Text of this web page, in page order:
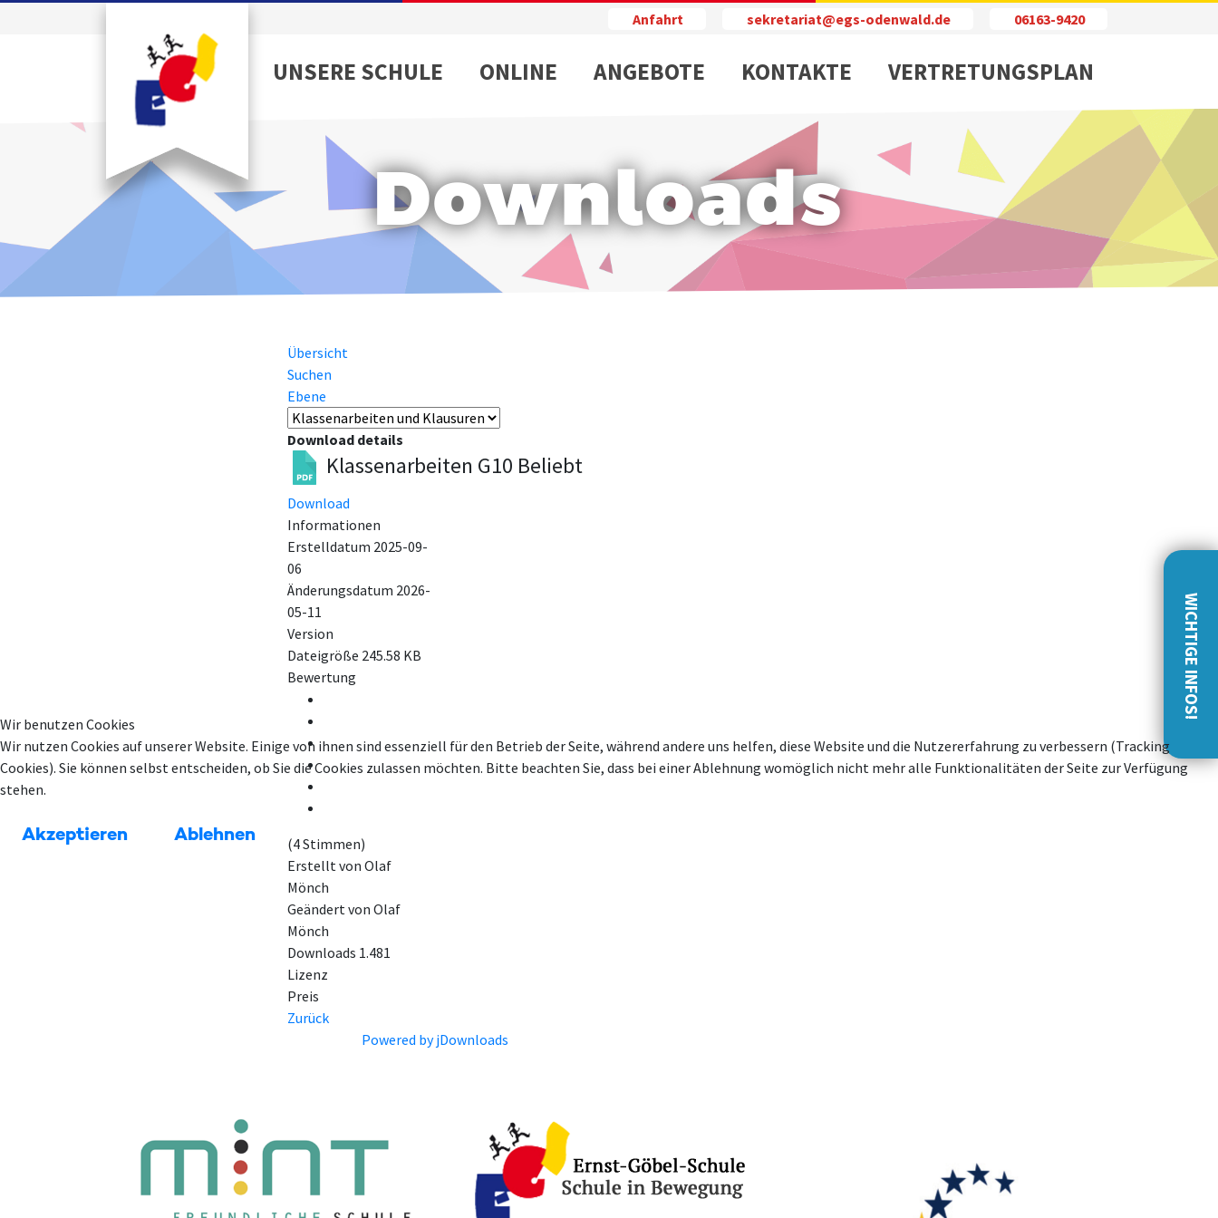
WICHTIGE INFOS!
Anfahrt sekretariat@egs-odenwald.de 06163-9420
UNSERE SCHULE ONLINE ANGEBOTE KONTAKTE VERTRETUNGSPLAN
Downloads
Übersicht
Suchen
Ebene
Download details
Klassenarbeiten G10 Beliebt
Download
Informationen
Erstelldatum 2025-09-
06
Änderungsdatum 2026-
05-11
Version
Dateigröße 245.58 KB
Bewertung
(4 Stimmen)
Erstellt von Olaf
Mönch
Geändert von Olaf
Mönch
Downloads 1.481
Lizenz
Preis
Zurück
Powered by jDownloads
Wir benutzen Cookies
Wir nutzen Cookies auf unserer Website. Einige von ihnen sind essenziell für den Betrieb der Seite, während andere uns helfen, diese Website und die Nutzererfahrung zu verbessern (Tracking
Cookies). Sie können selbst entscheiden, ob Sie die Cookies zulassen möchten. Bitte beachten Sie, dass bei einer Ablehnung womöglich nicht mehr alle Funktionalitäten der Seite zur Verfügung
stehen.
Akzeptieren Ablehnen